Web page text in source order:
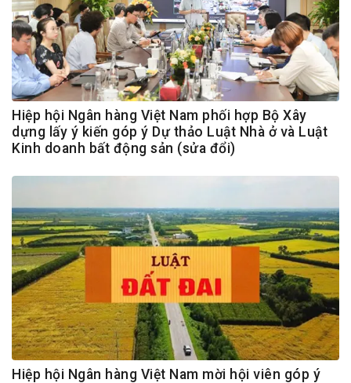
Hiệp hội Ngân hàng Việt Nam phối hợp Bộ Xây
dựng lấy ý kiến góp ý Dự thảo Luật Nhà ở và Luật
Kinh doanh bất động sản (sửa đổi)
Hiệp hội Ngân hàng Việt Nam mời hội viên góp ý